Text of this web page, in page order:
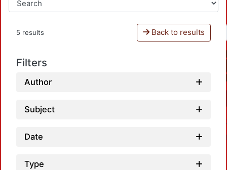
5 results Back to results
Filters
Author
Subject
Date
Type